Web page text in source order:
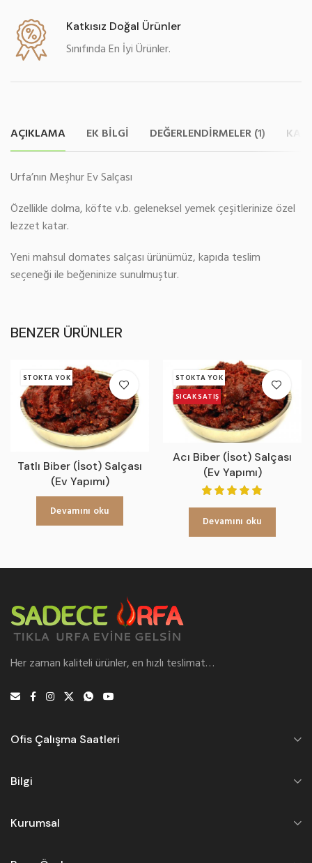
Katkısız Doğal Ürünler
Sınıfında En İyi Ürünler.
AÇIKLAMA EK BILGI DEĞERLENDIRMELER (1)
Urfa’nın Meşhur Ev Salçası
Özellikle dolma, köfte v.b. geleneksel yemek çeşitlerinize özel
lezzet katar.
Yeni mahsul domates salçası ürünümüz, kapıda teslim
seçeneği ile beğeninize sunulmuştur.
BENZER ÜRÜNLER
STOKTA YOK
Tatlı Biber (İsot) Salçası
(Ev Yapımı)
Devamını oku
STOKTA YOK
SICAK SATIŞ
Acı Biber (İsot) Salçası
(Ev Yapımı)
Devamını oku
Her zaman kaliteli ürünler, en hızlı teslimat…
Ofis Çalışma Saatleri
Bilgi
Kurumsal